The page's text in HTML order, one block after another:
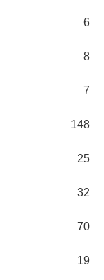
6
8
7
148
25
32
70
19